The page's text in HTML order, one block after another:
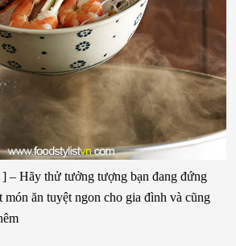
– Hãy thử tưởng tượng bạn đang đứng
món ăn tuyệt ngon cho gia đình và cũng